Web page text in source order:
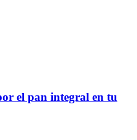
el pan integral en tu